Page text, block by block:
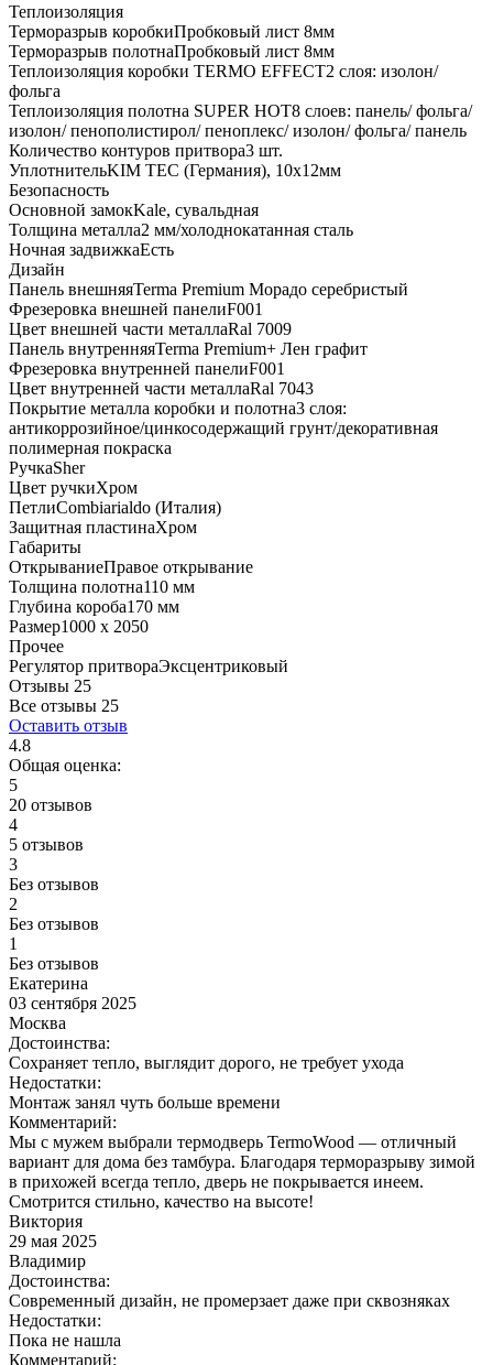
Теплоизоляция
Терморазрыв коробкиПробковый лист 8мм
Терморазрыв полотнаПробковый лист 8мм
Теплоизоляция коробки TERMO EFFECT2 слоя: изолон/
фольга
Теплоизоляция полотна SUPER НОТ8 слоев: панель/ фольга/
изолон/ пенополистирол/ пеноплекс/ изолон/ фольга/ панель
Количество контуров притвора3 шт.
УплотнительKIM ТЕС (Германия), 10x12мм
Безопасность
Основной замокKale, сувальдная
Толщина металла2 мм/холоднокатанная сталь
Ночная задвижкаЕсть
Дизайн
Панель внешняяTerma Premium Морадо серебристый
Фрезеровка внешней панелиF001
Цвет внешней части металлаRal 7009
Панель внутренняяTerma Premium+ Лен графит
Фрезеровка внутренней панелиF001
Цвет внутренней части металлаRal 7043
Покрытие металла коробки и полотна3 слоя:
антикоррозийное/цинкосодержащий грунт/декоративная
полимерная покраска
РучкаSher
Цвет ручкиХром
ПетлиCombiarialdo (Италия)
Защитная пластинаХром
Габариты
ОткрываниеПравое открывание
Толщина полотна110 мм
Глубина короба170 мм
Размер1000 x 2050
Прочее
Регулятор притвораЭксцентриковый
Отзывы 25
Все отзывы 25
Оставить отзыв
4.8
Общая оценка:
5
20 отзывов
4
5 отзывов
3
Без отзывов
2
Без отзывов
1
Без отзывов
Екатерина
03 сентября 2025
Москва
Достоинства:
Сохраняет тепло, выглядит дорого, не требует ухода
Недостатки:
Монтаж занял чуть больше времени
Комментарий:
Мы с мужем выбрали термодверь TermoWood — отличный
вариант для дома без тамбура. Благодаря терморазрыву зимой
в прихожей всегда тепло, дверь не покрывается инеем.
Смотрится стильно, качество на высоте!
Виктория
29 мая 2025
Владимир
Достоинства:
Современный дизайн, не промерзает даже при сквозняках
Недостатки:
Пока не нашла
Комментарий: